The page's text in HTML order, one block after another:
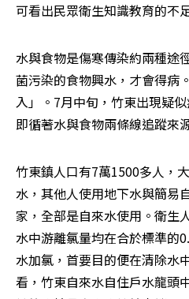
可看出民眾衛生知識教育的不
水與食物是傷寒傳染約兩種途
菌污染的食物興水，才會得病
入」。7月中旬，竹東出現疑
即循著水與食物兩條線追蹤來
竹東鎮人口有7萬1500多人，
水，其他人使用地下水與簡易
家，全部是自來水使用。衛生
水中游離氯量均在合於標準的
水加氯，首要目的便在清除水
看，竹東自來水自住戶水龍頭